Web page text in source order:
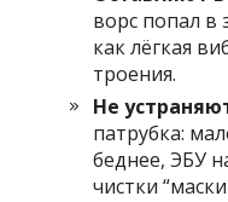
ворс попал в
как лёгкая
троения.
Не
патрубка:
беднее, ЭБУ
чистки